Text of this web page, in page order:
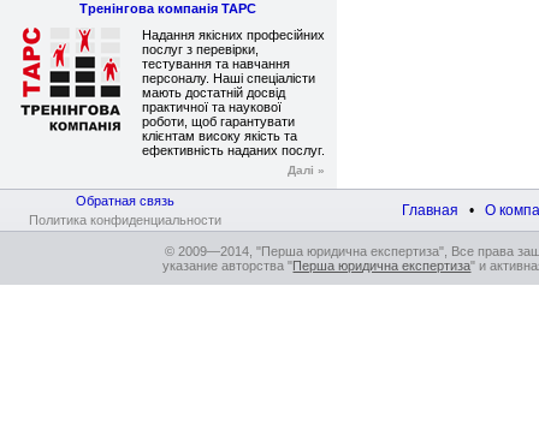
Тренінгова компанія ТАРС
Надання якісних професійних
послуг з перевірки,
тестування та навчання
персоналу. Наші спеціалісти
мають достатній досвід
практичної та наукової
роботи, щоб гарантувати
клієнтам високу якість та
ефективність наданих послуг.
Далі »
Обратная связь
Политика конфиденциальности
Главная •О
© 2009—2014, "Перша юридична експертиза", Все права
указание авторства "Перша юридична експертиза" и